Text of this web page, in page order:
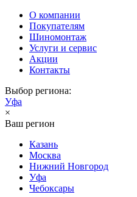
О компании
Покупателям
Шиномонтаж
Услуги и сервис
Акции
Контакты
Выбор региона:
Уфа
×
Ваш регион
Казань
Москва
Нижний Новгород
Уфа
Чебоксары